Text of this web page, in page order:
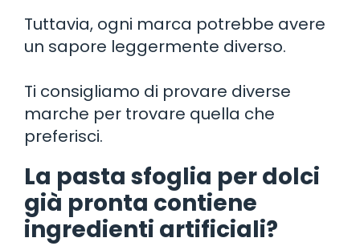
Tuttavia, ogni marca potrebbe avere
un sapore leggermente diverso.
Ti consigliamo di provare diverse
marche per trovare quella che
preferisci.
La pasta sfoglia per dolci
già pronta contiene
ingredienti artificiali?